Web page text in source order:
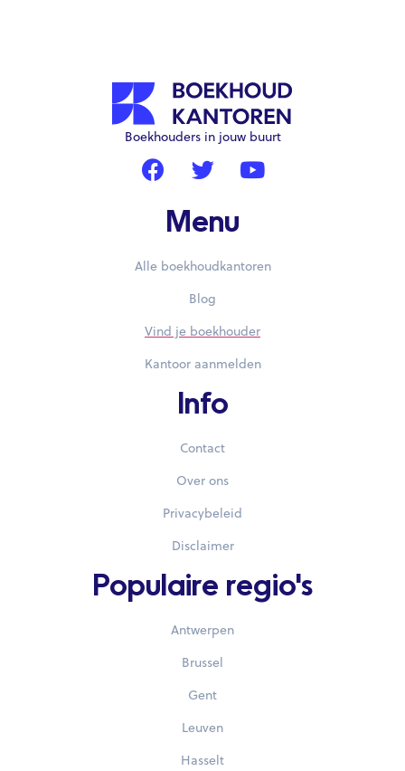
Boekhouders in jouw buurt
Menu
Alle boekhoudkantoren
Blog
Vind je boekhouder
Kantoor aanmelden
Info
Contact
Over ons
Privacybeleid
Disclaimer
Populaire regio's
Antwerpen
Brussel
Gent
Leuven
Hasselt